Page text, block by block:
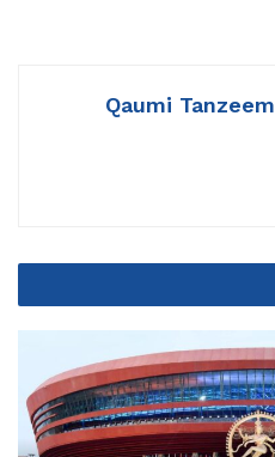
Qaumi Tanzeem